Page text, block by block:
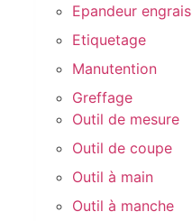
Epandeur engrais
Etiquetage
Manutention
Greffage
Outil de mesure
Outil de coupe
Outil à main
Outil à manche